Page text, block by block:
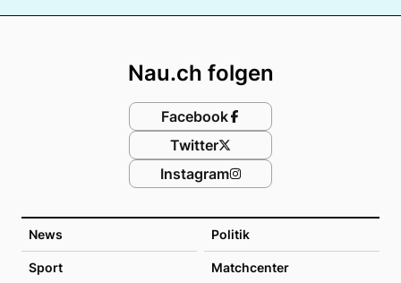
News Politik
Sport Matchcenter
Nau.ch folgen
Facebook
Twitter
Instagram